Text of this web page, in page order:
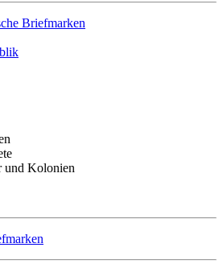
Briefmarken
und Kolonien